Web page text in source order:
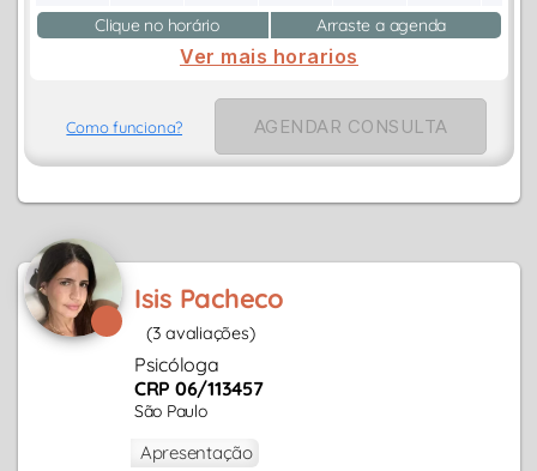
Clique no horário Arraste a agenda
Ver mais horarios
Como funciona? AGENDAR CONSULTA
Isis Pacheco
(3 avaliações)
Psicóloga
CRP 06/113457
São Paulo
Apresentação